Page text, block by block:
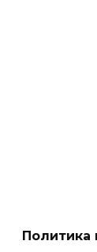
Политика